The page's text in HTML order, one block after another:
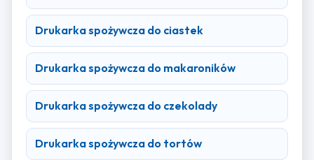
Drukarka spożywcza do ciastek
Drukarka spożywcza do makaroników
Drukarka spożywcza do czekolady
Drukarka spożywcza do tortów